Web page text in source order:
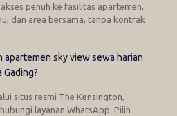
penuh ke fasilitas apartemen,
dan area bersama, tanpa kontrak
apartemen sky view sewa harian
situs resmi The Kensington,
layanan WhatsApp. Pilih